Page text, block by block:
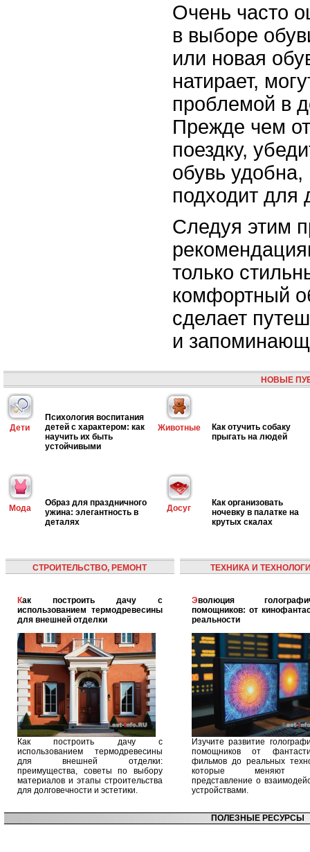
Очень часто
в выборе
или новая
натирает,
проблемой в
Прежде чем
поездку,
обувь удобна,
подходит для
Следуя этим
только
комфортный
сделает
и
НОВЫЕ
Дети
Психология воспитания
детей с характером: как
научить их быть
устойчивыми
Животные
Как отучить собаку
прыгать на людей
Мода
Образ для праздничного
ужина: элегантность в
деталях
Досуг
Как организовать
ночевку в палатке на
крутых скалах
СТРОИТЕЛЬСТВО, РЕМОНТ
Как построить дачу с
использованием термодревесины
для внешней отделки
Как построить дачу с
использованием термодревесины
для внешней отделки:
преимущества, советы по выбору
материалов и этапы строительства
для долговечности и эстетики.
ТЕХНИКА И
Эволюция голографических
помощников: от
реальности
Изучите развитие
помощников от
фильмов до реальных
которые меняют
представление о
устройствами.
ПОЛЕЗНЫЕ РЕСУРСЫ